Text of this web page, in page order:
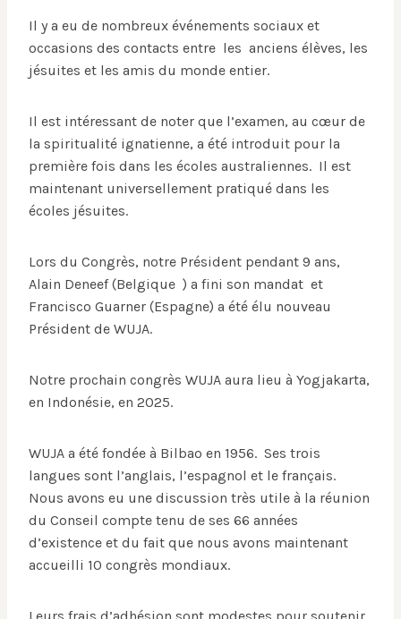
Il y a eu de nombreux événements sociaux et
occasions des contacts entre les anciens élèves, les
jésuites et les amis du monde entier.
Il est intéressant de noter que l’examen, au cœur de
la spiritualité ignatienne, a été introduit pour la
première fois dans les écoles australiennes. Il est
maintenant universellement pratiqué dans les
écoles jésuites.
Lors du Congrès, notre Président pendant 9 ans,
Alain Deneef (Belgique ) a fini son mandat et
Francisco Guarner (Espagne) a été élu nouveau
Président de WUJA.
Notre prochain congrès WUJA aura lieu à Yogjakarta,
en Indonésie, en 2025.
WUJA a été fondée à Bilbao en 1956. Ses trois
langues sont l’anglais, l’espagnol et le français.
Nous avons eu une discussion très utile à la réunion
du Conseil compte tenu de ses 66 années
d’existence et du fait que nous avons maintenant
accueilli 10 congrès mondiaux.